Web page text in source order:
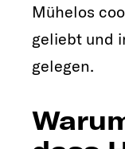
Mühelos
geliebt und
gelegen.